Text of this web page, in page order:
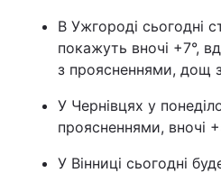
В Ужгороді сьогодні
покажуть вночі +7°,
з проясненнями, дощ
У Чернівцях у
проясненнями, вночі
У Вінниці сьогодні